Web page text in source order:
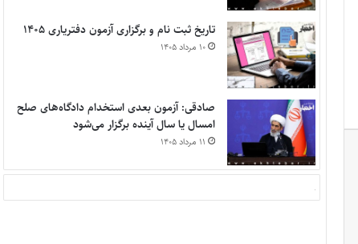
تاریخ ثبت نام و برگزاری آزمون دفتریاری ۱۴۰۵
۱۰ مرداد ۱۴۰۵
صادقی: آزمون بعدی استخدام دادگاه‌های صلح
امسال یا سال آینده برگزار می‌شود
۱۱ مرداد ۱۴۰۵